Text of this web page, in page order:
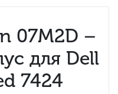
07M2D –
для Dell
7424